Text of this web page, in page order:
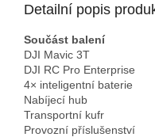
Detailní popis
Součást balení
DJI Mavic 3T
DJI RC Pro Enterprise
4× inteligentní baterie
Nabíjecí hub
Transportní kufr
Provozní příslušenství